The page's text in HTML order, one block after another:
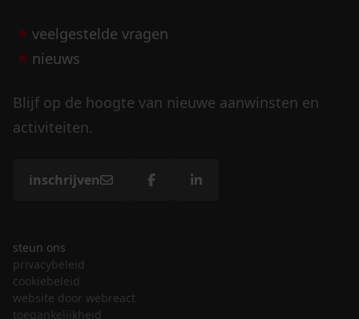
veelgestelde vragen
nieuws
Blijf op de hoogte van nieuwe aanwinsten en
activiteiten.
inschrijven
steun ons
privacybeleid
cookiebeleid
website door webreact
toegankelijkheid